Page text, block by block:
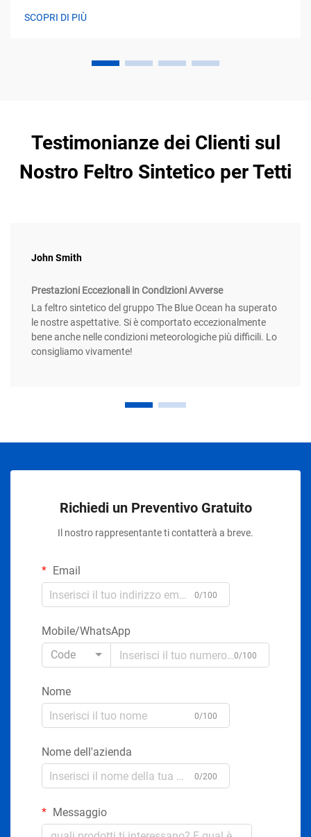
SCOPRI DI PIÙ
Testimonianze dei Clienti sul
Nostro Feltro Sintetico per Tetti
John Smith
Prestazioni Eccezionali in Condizioni Avverse
La feltro sintetico del gruppo The Blue Ocean ha superato
le nostre aspettative. Si è comportato eccezionalmente
bene anche nelle condizioni meteorologiche più difficili. Lo
consigliamo vivamente!
Richiedi un Preventivo Gratuito
Il nostro rappresentante ti contatterà a breve.
Email
0/100
Mobile/WhatsApp
Code
0/100
Nome
0/100
Nome dell'azienda
0/200
Messaggio